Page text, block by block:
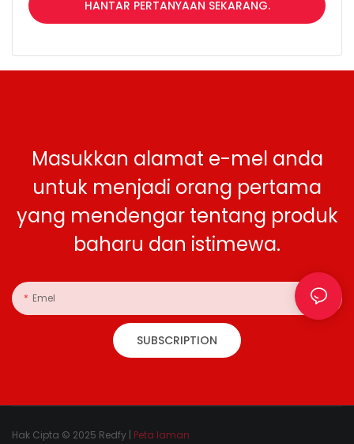
HANTAR PERTANYAAN SEKARANG.
Masukkan alamat e-mel anda
untuk menjadi orang pertama
yang mendengar tentang produk
baharu dan istimewa.
Emel
SUBSCRIPTION
Hak Cipta © 2025 Redfy | Peta laman